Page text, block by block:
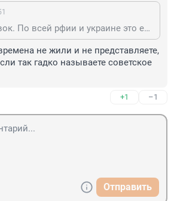
Типичный совок. По всей рфии и украине это ещё даже считается неплохим местом, потому что в остальном вообще треш.
не жили и не представляете,
так гадко называете советское
+1 –1
Отправить